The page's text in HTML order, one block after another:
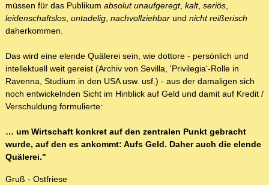
müssen für das Publikum absolut unaufgeregt, kalt, seriös,
leidenschaftslos, untadelig, nachvollziehbar und nicht reißerisch
daherkommen.
Das wird eine elende Quälerei sein, wie dottore - persönlich und
intellektuell weit gereist (Archiv von Sevilla, 'Privilegia'-Rolle in
Ravenna, Studium in den USA usw. usf.) - aus der damaligen sich
noch entwickelnden Sicht im Hinblick auf Geld und damit auf Kredit /
Verschuldung formulierte:
… um Wirtschaft konkret auf den zentralen Punkt gebracht
wurde, auf den es ankommt: Aufs Geld. Daher auch die elende
Quälerei."
Gruß - Ostfriese